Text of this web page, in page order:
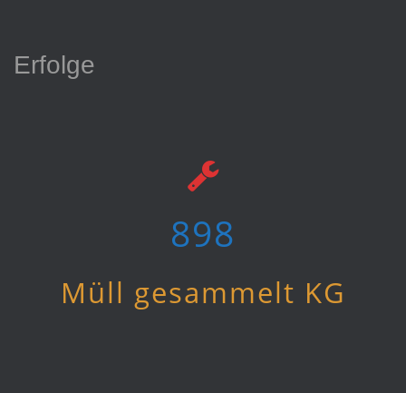
Erfolge
955
Müll gesammelt KG